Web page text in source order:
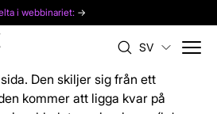
i webbinariet: →
SV
Den skiljer sig från ett
kommer att ligga kvar på